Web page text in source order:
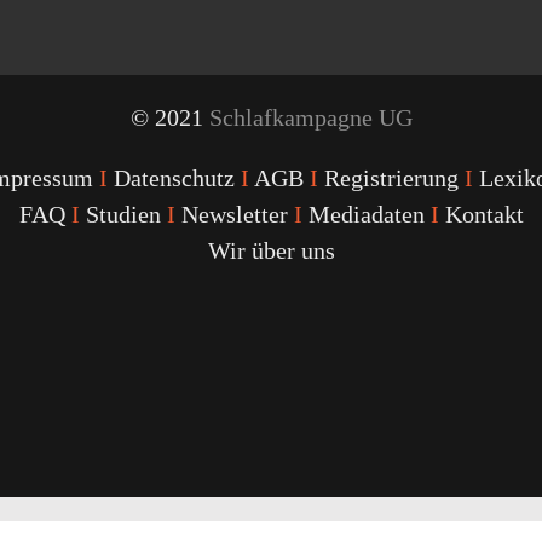
© 2021 Schlafkampagne UG
I Datenschutz I AGB I Registrierung I
FAQ I Studien I Newsletter I Mediadaten I Kontakt
Wir über uns